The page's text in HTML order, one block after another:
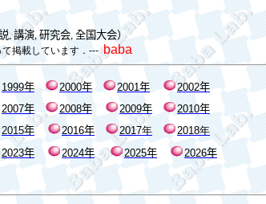
,講演,研究会, 全国大会）
掲載しています． --- baba
1999年 2000年 2001年 2002年
2007年 2008年 2009年 2010年
2015年 2016年 2017年 2018年
2023年 2024年 2025年 2026年